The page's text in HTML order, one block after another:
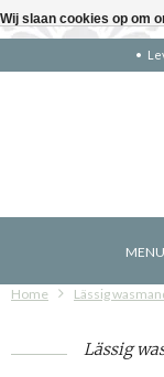
MENU
Home Lässig
Lässig
Wij slaan cookies op om